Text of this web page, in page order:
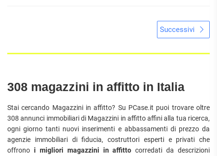
Successivi
308 magazzini in affitto in Italia
Stai cercando Magazzini in affitto? Su PCase.it puoi trovare oltre
308 annunci immobiliari di Magazzini in affitto affini alla tua ricerca,
ogni giorno tanti nuovi inserimenti e abbassamenti di prezzo da
agenzie immobiliari di fiducia, costruttori esperti e privati che
offrono i migliori magazzini in affitto corredati da descrizioni